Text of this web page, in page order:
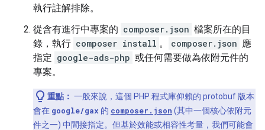
執行註解排除。
從含有進行中專案的 composer.json 檔案所在的目
錄，執行 composer install 。 composer.json 應
指定 google-ads-php 或任何需要做為依附元件的
專案。
重點： 一般來說，這個 PHP 程式庫仰賴的 protobuf 版本
會在 google/gax 的 composer.json (其中一個核心依附元
件之一) 中間接指定。但基於效能或相容性考量，我們可能會